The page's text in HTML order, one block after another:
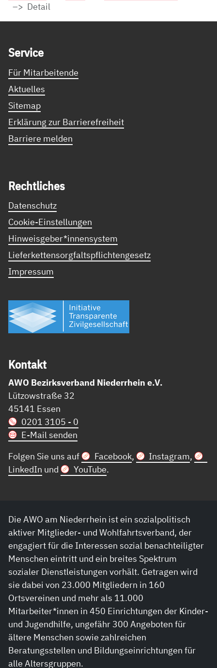
Detail
Ser­vice
Für Mitarbeitende
Aktuelles
Sitemap
Erklärung zur Barrierefreiheit
Barriere melden
Recht­li­ches
Datenschutz
Cookie-Einstellungen
Hinweisgeber*innensystem
Lieferkettensorgfaltspflichtengesetz
Impressum
Kon­takt
AWO Bezirksverband Niederrhein e.V.
Lützowstraße 32
45141 Essen
0201 3105 - 0
E-Mail senden
Folgen Sie uns auf
Facebook, Instagram,
LinkedIn und YouTube.
Die AWO am Niederrhein ist ein sozialpolitisch
aktiver Mitglieder- und Wohlfahrtsverband, der
engagiert für die Interessen sozial benachteiligter
Menschen eintritt und ein breites Spektrum
sozialer Dienstleistungen vorhält. Getragen wird
sie dabei von 23.000 Mitgliedern in 160
Ortsvereinen und mehr als 11.000
Mitarbeiter*innen in 450 Einrichtungen der Kinder-
und Jugendhilfe, ungefähr 300 Angeboten für
ältere Menschen sowie zahlreichen
Beratungsstellen und Bildungseinrichtungen für
alle Altersgruppen.